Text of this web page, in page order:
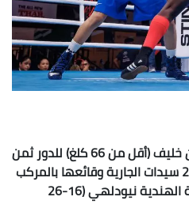
تأهلت الملاكمة الجزائرية إيمان خليف (أقل من 66 كلغ) للدور ثمن
من بطولة العالم 2023 سيدات الجارية وقائعها بالمركب
الرياضي إنديرا غاندي بالعاصمة الهندية نيودلهي (16-26